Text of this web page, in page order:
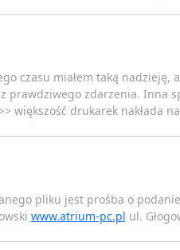
czasu miałem taką nadzieję,
zdarzenia. Inna
drukarek nakłada
pliku jest prośba o
www.atrium-pc.pl ul.